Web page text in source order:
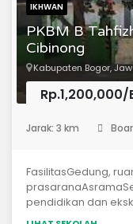
IKHWAN
PKBM B
Cibinong
Kabupaten Bogor,
Rp.1,200,000/
Jarak: 3 km
FasilitasGedung,
pendidikan dan
servicePersyaratan